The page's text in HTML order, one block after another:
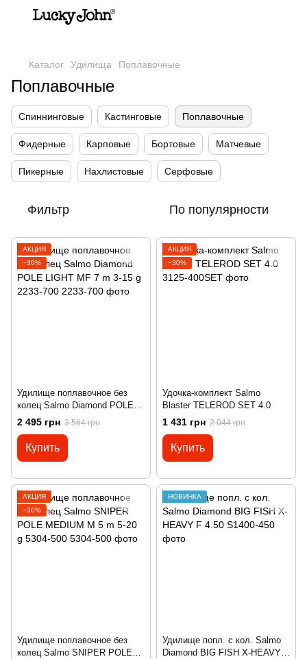
Каталог Удилища Поплавочные
Поплавочные
Спиннинговые Кастинговые Поплавочные
Фидерные Карповые Бортовые Матчевые
Пикерные Нахлистовые Серфовые
Фильтр По популярности
АКЦИЯ
−30%
Удилище поплавочное без
колец Salmo Diamond POLE
LIGHT MF 7 m 3-15 g 2233-700
2 495 грн 3 564 грн
Купить
АКЦИЯ
−30%
Удочка-комплект Salmo
Blaster TELEROD SET 4.0
1 431 грн 2 044 грн
Купить
АКЦИЯ
−30%
Удилище поплавочное без
колец Salmo SNIPER POLE
НОВИНКА
Удилище попл. с кол. Salmo
Diamond BIG FISH X-HEAVY F